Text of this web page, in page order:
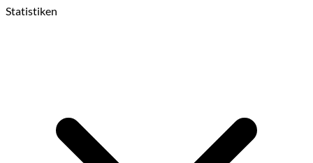
Statistiken